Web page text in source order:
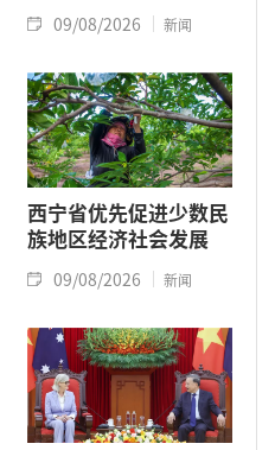
09/08/2026 新闻
西宁省优先促进少数民
族地区经济社会发展
09/08/2026 新闻